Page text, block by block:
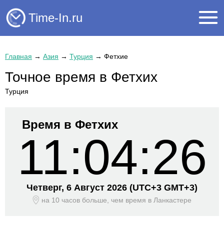
Time-In.ru
Главная → Азия → Турция → Фетхие
Точное время в Фетхих
Турция
Время в Фетхих
11:04:26
Четверг, 6 Август 2026 (UTC+3 GMT+3)
на 10 часов больше, чем время в Ланкастере